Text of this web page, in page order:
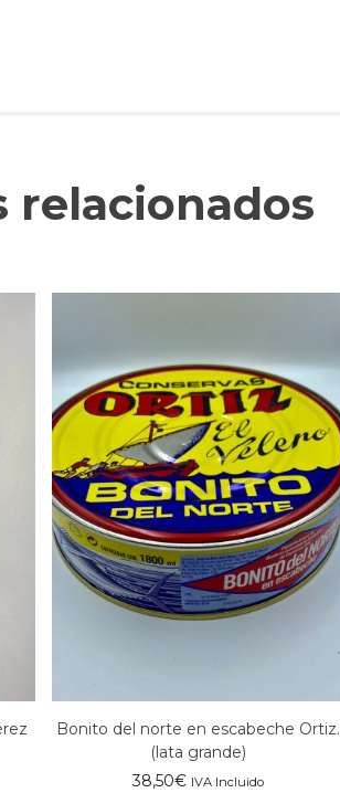
relacionados
Bonito del norte en escabeche Ortiz.
(lata grande)
38,50€ IVA Incluido